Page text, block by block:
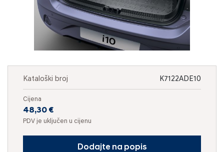
Kataloški broj K7122ADE10
Cijena
48,30 €
PDV je uključen u cijenu
Dodajte na popis